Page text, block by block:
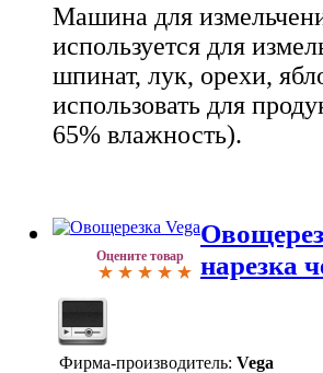
Машина для
используется для
шпинат, лук, орехи,
использовать для
65% влажность).
Оцените товар
нарезка
Фирма-производитель: Vega